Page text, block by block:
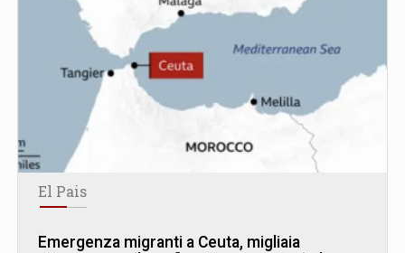
El Pais
Emergenza migranti a Ceuta, migliaia